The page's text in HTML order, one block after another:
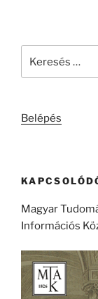
Belépés
Magyar
Információs